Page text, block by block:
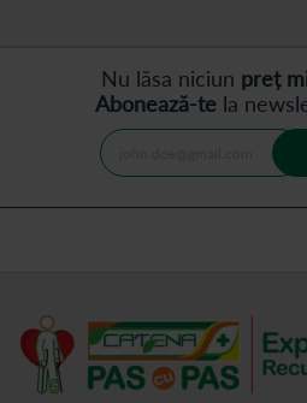
Nu lăsa niciun preț
Abonează-tela